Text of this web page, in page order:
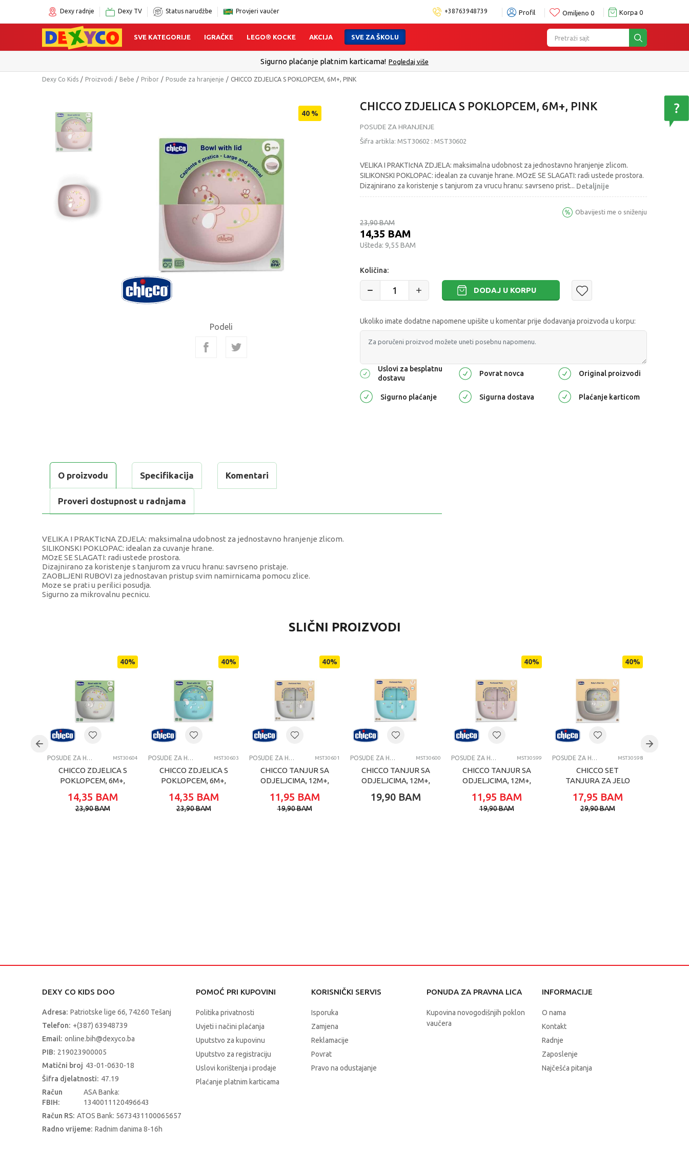
Dexy radnje Dexy TV Status narudžbe Provjeri vaučer +38763948739 Profil Omiljeno 0 Korpa 0
Pretraži sajt
SVE KATEGORIJE IGRAČKE LEGO® KOCKE AKCIJA SVE ZA ŠKOLU
Sigurno plaćanje platnim karticama! Pogledaj više
Dexy Co Kids Proizvodi Bebe Pribor Posude za hranjenje CHICCO ZDJELICA S POKLOPCEM, 6M+, PINK
40 %
Podeli
CHICCO ZDJELICA S POKLOPCEM, 6M+, PINK
POSUDE ZA HRANJENJE
Šifra artikla: MST30602 : MST30602
VELIKA I PRAKTIcNA ZDJELA: maksimalna udobnost za jednostavno hranjenje zlicom.
SILIKONSKI POKLOPAC: idealan za cuvanje hrane. MOzE SE SLAGATI: radi ustede prostora.
Dizajnirano za koristenje s tanjurom za vrucu hranu: savrseno prist... Detaljnije
23,90BAM
14,35 BAM
Ušteda: 9,55 BAM
Obavijesti me o sniženju
Količina:
DODAJ U KORPU
Ukoliko imate dodatne napomene upišite u komentar prije dodavanja proizvoda u korpu:
Uslovi za besplatnu
dostavu
Povrat novca Original proizvodi
Sigurno plaćanje Sigurna dostava Plaćanje karticom
O proizvodu Specifikacija Komentari
Proveri dostupnost u radnjama
VELIKA I PRAKTIcNA ZDJELA: maksimalna udobnost za jednostavno hranjenje zlicom.
SILIKONSKI POKLOPAC: idealan za cuvanje hrane.
MOzE SE SLAGATI: radi ustede prostora.
Dizajnirano za koristenje s tanjurom za vrucu hranu: savrseno pristaje.
ZAOBLJENI RUBOVI za jednostavan pristup svim namirnicama pomocu zlice.
Moze se prati u perilici posudja.
Sigurno za mikrovalnu pecnicu.
Posude za hranjenje
Težina specifikacija
Djevojčice
Uzrast
Brend Chicco
SLIČNI PROIZVODI
40%
POSUDE ZA HRANJENJE MST30604
CHICCO ZDJELICA S
POKLOPCEM, 6M+,
14,35 BAM
23,90BAM
40%
POSUDE ZA HRANJENJE MST30603
CHICCO ZDJELICA S
POKLOPCEM, 6M+,
14,35 BAM
23,90BAM
40%
POSUDE ZA HRANJENJE MST30601
CHICCO TANJUR SA
ODJELJCIMA, 12M+,
11,95 BAM
19,90BAM
POSUDE ZA HRANJENJE MST30600
CHICCO TANJUR SA
ODJELJCIMA, 12M+,
19,90 BAM
40%
POSUDE ZA HRANJENJE MST30599
CHICCO TANJUR SA
ODJELJCIMA, 12M+,
11,95 BAM
19,90BAM
40%
POSUDE ZA HRANJENJE MST30598
CHICCO SET
TANJURA ZA JELO
17,95 BAM
29,90BAM
DEXY CO KIDS DOO
Adresa: Patriotske lige 66, 74260 Tešanj
Telefon: +(387) 63948739
Email: online.bih@dexyco.ba
PIB: 219023900005
Matični broj 43-01-0630-18
Šifra djelatnosti: 47.19
Račun
FBIH:
ASA Banka:
1340011120496643
Račun RS: ATOS Bank: 5673431100065657
Radno vrijeme: Radnim danima 8-16h
POMOĆ PRI KUPOVINI
Politika privatnosti
Uvjeti i načini plaćanja
Uputstvo za kupovinu
Uputstvo za registraciju
Uslovi korištenja i prodaje
Plaćanje platnim karticama
KORISNIČKI SERVIS
Isporuka
Zamjena
Reklamacije
Povrat
Pravo na odustajanje
PONUDA ZA PRAVNA LICA
Kupovina novogodišnjih poklon
vaučera
INFORMACIJE
O nama
Kontakt
Radnje
Zaposlenje
Najčešća pitanja